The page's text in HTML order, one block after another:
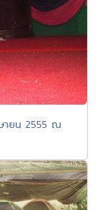
ายน 2555 ณ